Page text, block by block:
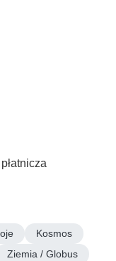
Kosmos
Ziemia / Globus